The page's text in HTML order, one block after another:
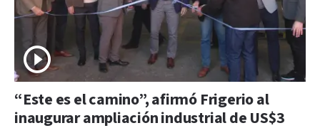
“Este es el camino”, afirmó Frigerio al
inaugurar ampliación industrial de US$3